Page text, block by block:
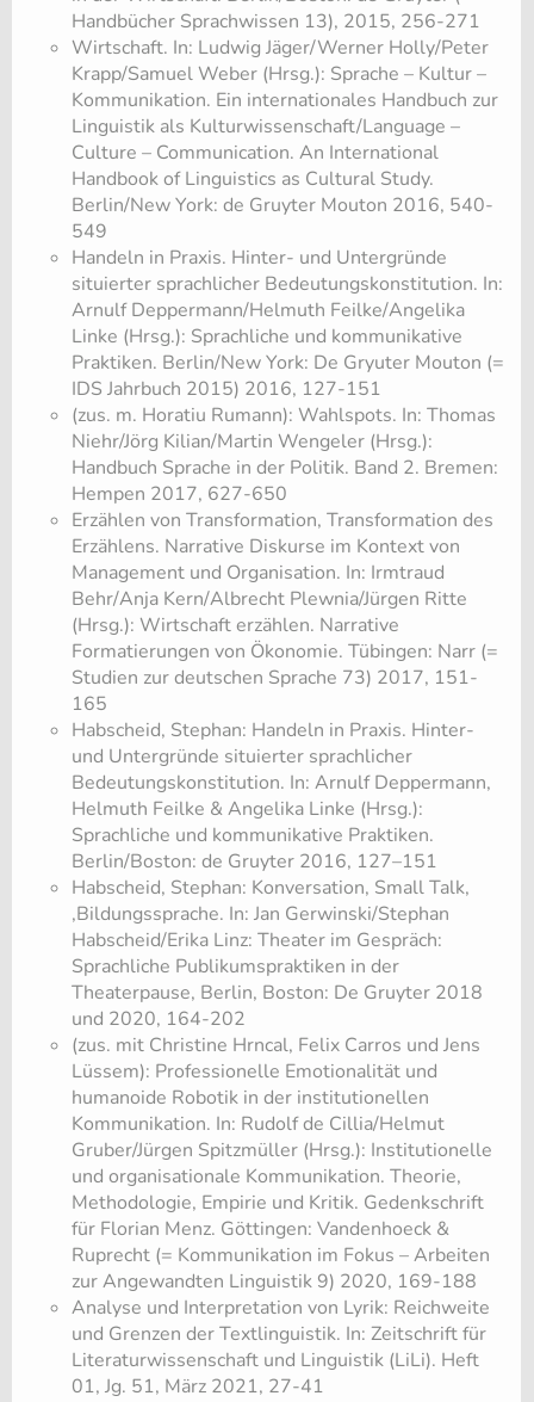
Handbücher Sprachwissen 13), 2015, 256-271
Wirtschaft. In: Ludwig Jäger/Werner Holly/Peter
Krapp/Samuel Weber (Hrsg.): Sprache – Kultur –
Kommunikation. Ein internationales Handbuch zur
Linguistik als Kulturwissenschaft/Language –
Culture – Communication. An International
Handbook of Linguistics as Cultural Study.
Berlin/New York: de Gruyter Mouton 2016, 540-
549
Handeln in Praxis. Hinter- und Untergründe
situierter sprachlicher Bedeutungskonstitution. In:
Arnulf Deppermann/Helmuth Feilke/Angelika
Linke (Hrsg.): Sprachliche und kommunikative
Praktiken. Berlin/New York: De Gryuter Mouton (=
IDS Jahrbuch 2015) 2016, 127-151
(zus. m. Horatiu Rumann): Wahlspots. In: Thomas
Niehr/Jörg Kilian/Martin Wengeler (Hrsg.):
Handbuch Sprache in der Politik. Band 2. Bremen:
Hempen 2017, 627-650
Erzählen von Transformation, Transformation des
Erzählens. Narrative Diskurse im Kontext von
Management und Organisation. In: Irmtraud
Behr/Anja Kern/Albrecht Plewnia/Jürgen Ritte
(Hrsg.): Wirtschaft erzählen. Narrative
Formatierungen von Ökonomie. Tübingen: Narr (=
Studien zur deutschen Sprache 73) 2017, 151-
165
Habscheid, Stephan: Handeln in Praxis. Hinter-
und Untergründe situierter sprachlicher
Bedeutungskonstitution. In: Arnulf Deppermann,
Helmuth Feilke & Angelika Linke (Hrsg.):
Sprachliche und kommunikative Praktiken.
Berlin/Boston: de Gruyter 2016, 127–151
Habscheid, Stephan: Konversation, Small Talk,
‚Bildungssprache. In: Jan Gerwinski/Stephan
Habscheid/Erika Linz: Theater im Gespräch:
Sprachliche Publikumspraktiken in der
Theaterpause, Berlin, Boston: De Gruyter 2018
und 2020, 164-202
(zus. mit Christine Hrncal, Felix Carros und Jens
Lüssem): Professionelle Emotionalität und
humanoide Robotik in der institutionellen
Kommunikation. In: Rudolf de Cillia/Helmut
Gruber/Jürgen Spitzmüller (Hrsg.): Institutionelle
und organisationale Kommunikation. Theorie,
Methodologie, Empirie und Kritik. Gedenkschrift
für Florian Menz. Göttingen: Vandenhoeck &
Ruprecht (= Kommunikation im Fokus – Arbeiten
zur Angewandten Linguistik 9) 2020, 169-188
Analyse und Interpretation von Lyrik: Reichweite
und Grenzen der Textlinguistik. In: Zeitschrift für
Literaturwissenschaft und Linguistik (LiLi). Heft
01, Jg. 51, März 2021, 27-41